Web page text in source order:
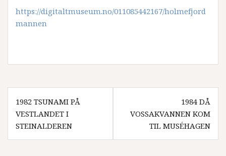
https://digitaltmuseum.no/011085442167/holmefjord
mannen
Innleggsnavigasjon
1982 TSUNAMI PÅ
VESTLANDET I
STEINALDEREN
1984 DÅ
VOSSAKVANNEN KOM
TIL MUSÉHAGEN